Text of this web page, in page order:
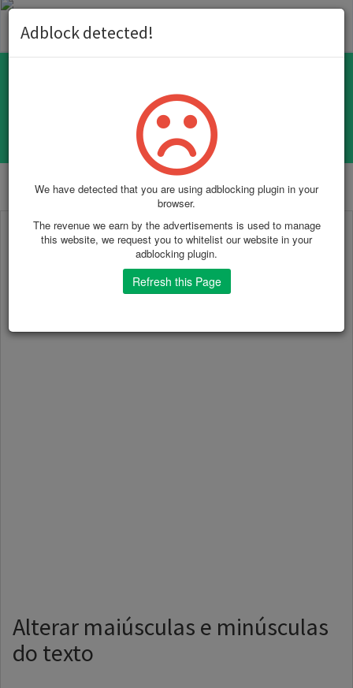
Alterar maiúsculas e minúsculas do
Alterar maiúsculas e minúsculas
do texto
Adblock detected!
We have detected that you are using adblocking plugin in your
browser.
The revenue we earn by the advertisements is used to manage
this website, we request you to whitelist our website in your
adblocking plugin.
Refresh this Page